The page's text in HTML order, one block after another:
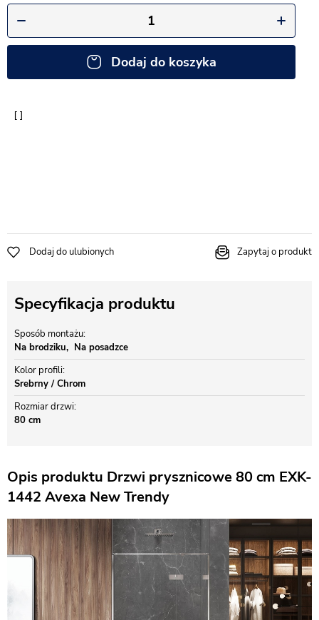
Dodaj do koszyka
Dodaj do ulubionych Zapytaj o produkt
Specyfikacja produktu
Sposób montażu
Na brodziku
Na posadzce
Kolor profili
Srebrny / Chrom
Rozmiar drzwi
80 cm
Opis produktu Drzwi prysznicowe 80 cm EXK-
1442 Avexa New Trendy